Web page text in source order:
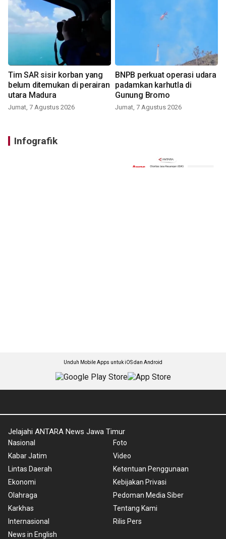
Tim SAR sisir korban yang
belum ditemukan di perairan
utara Madura
Jumat, 7 Agustus 2026
BNPB perkuat operasi udara
padamkan karhutla di
Gunung Bromo
Jumat, 7 Agustus 2026
Infografik
Unduh Mobile Apps untuk iOS dan Android
Jelajahi ANTARA News Jawa Timur
Nasional
Kabar Jatim
Lintas Daerah
Ekonomi
Olahraga
Karkhas
Internasional
News in English
Foto
Video
Ketentuan Penggunaan
Kebijakan Privasi
Pedoman Media Siber
Tentang Kami
Rilis Pers